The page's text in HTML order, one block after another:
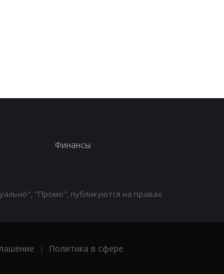
Финансы
"Промо", публикуются на правах
|
Политика в сфере